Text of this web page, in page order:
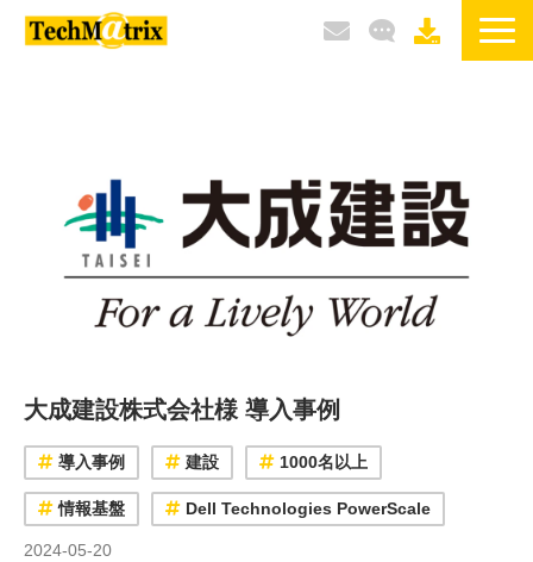
導入事例
ブログ
大成建設株式会社様 導入事例
導入事例 建設 1000名以上
情報基盤 Dell Technologies PowerScale
2024-05-20